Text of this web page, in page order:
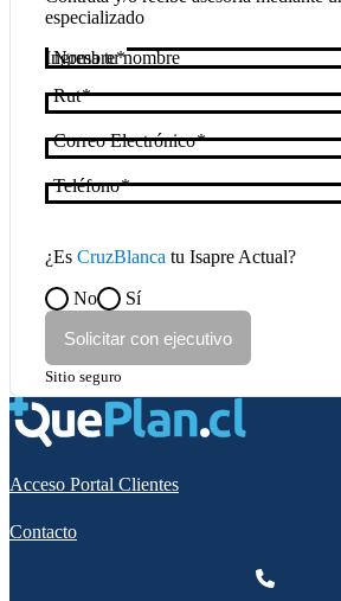
especializado
Nombre
Rut
Correo Electrónico
Teléfono
¿Es CruzBlanca tu Isapre Actual?
No
Sí
Solicitar con ejecutivo
Sitio seguro
Acceso Portal Clientes
Contacto